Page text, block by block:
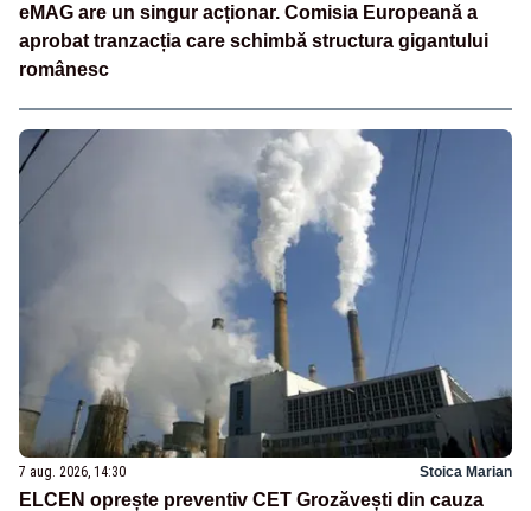
eMAG are un singur acționar. Comisia Europeană a
aprobat tranzacția care schimbă structura gigantului
românesc
7 aug. 2026, 14:30 Stoica Marian
ELCEN oprește preventiv CET Grozăvești din cauza